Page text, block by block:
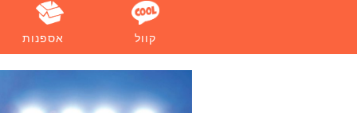
קוול אספנות